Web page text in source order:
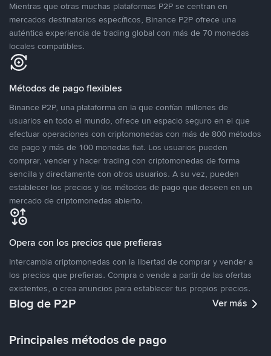
Mientras que otras muchas plataformas P2P se centran en
mercados destinatarios específicos, Binance P2P ofrece una
auténtica experiencia de trading global con más de 70 monedas
locales compatibles.
Métodos de pago flexibles
Binance P2P, una plataforma en la que confían millones de
usuarios en todo el mundo, ofrece un espacio seguro en el que
efectuar operaciones con criptomonedas con más de 800 métodos
de pago y más de 100 monedas fiat. Los usuarios pueden
comprar, vender y hacer trading con criptomonedas de forma
sencilla y directamente con otros usuarios. A su vez, pueden
establecer los precios y los métodos de pago que deseen en un
mercado de criptomonedas abierto.
Opera con los precios que prefieras
Intercambia criptomonedas con la libertad de comprar y vender a
los precios que prefieras. Compra o vende a partir de las ofertas
existentes, o crea anuncios para establecer tus propios precios.
Blog de P2P Ver más
Principales métodos de pago